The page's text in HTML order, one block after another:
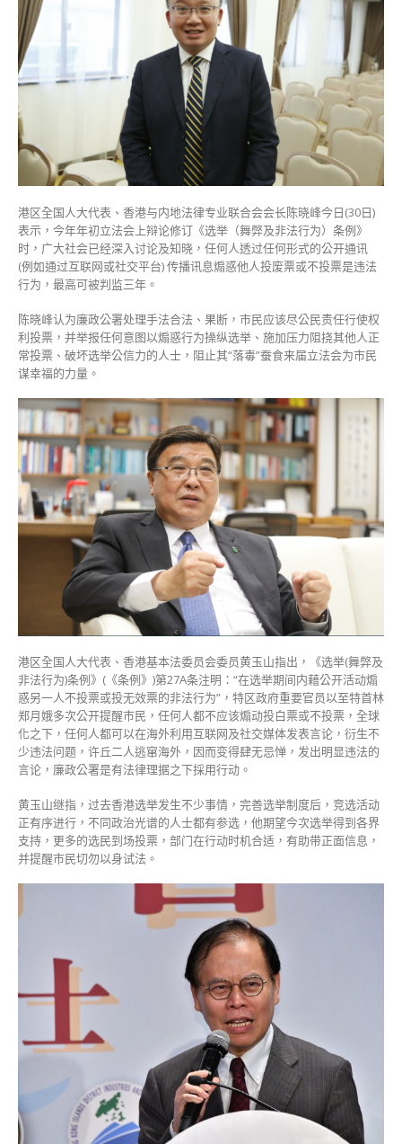
港区全国人大代表、香港与内地法律专业联合会会长陈晓峰今日(30日)
表示，今年年初立法会上辩论修订《选举（舞弊及非法行为）条例》
时，广大社会已经深入讨论及知晓，任何人透过任何形式的公开通讯
(例如通过互联网或社交平台) 传播讯息煽惑他人投废票或不投票是违法
行为，最高可被判监三年。
陈晓峰认为廉政公署处理手法合法、果断，市民应该尽公民责任行使权
利投票，并举报任何意图以煽惑行为操纵选举、施加压力阻挠其他人正
常投票、破坏选举公信力的人士，阻止其“落毒”蚕食来届立法会为市民
谋幸福的力量。
港区全国人大代表、香港基本法委员会委员黄玉山指出，《选举(舞弊及
非法行为)条例》(《条例》)第27A条注明：“在选举期间内藉公开活动煽
惑另一人不投票或投无效票的非法行为”，特区政府重要官员以至特首林
郑月娥多次公开提醒市民，任何人都不应该煽动投白票或不投票，全球
化之下，任何人都可以在海外利用互联网及社交媒体发表言论，衍生不
少违法问题，许丘二人逃窜海外，因而变得肆无忌惮，发出明显违法的
言论，廉政公署是有法律理据之下採用行动。
黄玉山继指，过去香港选举发生不少事情，完善选举制度后，竞选活动
正有序进行，不同政治光谱的人士都有参选，他期望今次选举得到各界
支持，更多的选民到场投票，部门在行动时机合适，有助带正面信息，
并提醒市民切勿以身试法。